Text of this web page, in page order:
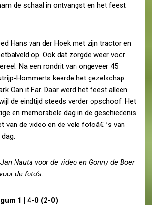
de schaal in ontvangst en het feest
Hans van der Hoek met zijn tractor en
op. Ook dat zorgde weer voor
Na een rondrit van ongeveer 45
Hommerts keerde het gezelschap
Oan it Far. Daar werd het feest alleen
de eindtijd steeds verder opschoof. Het
en memorabele dag in de geschiedenis
van de video en de vele fotoâ€™s van
Nauta voor de video en Gonny de Boer
de foto’s.
1 | 4-0 (2-0)